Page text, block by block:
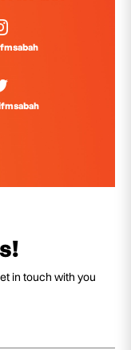
in touch with you